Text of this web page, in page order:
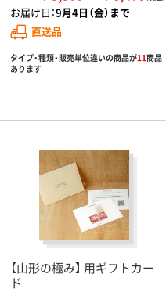
お届け日：9月4日（金）まで
直送品
タイプ・種類・販売単位違いの商品が11商品
あります
【山形の極み】 用ギフトカー
ド